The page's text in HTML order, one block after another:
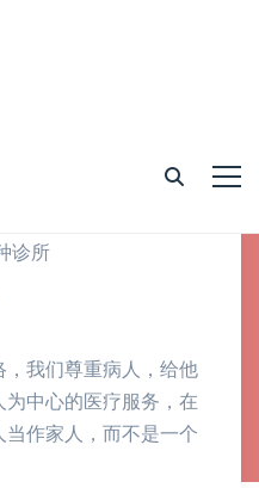
诊所
我们尊重病人，给他
中心的医疗服务，在
作家人，而不是一个